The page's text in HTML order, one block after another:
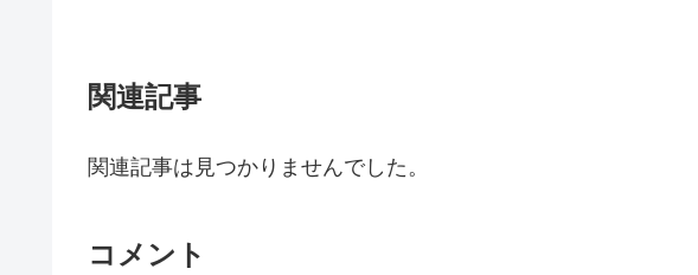
関連記事
関連記事は見つかりませんでした。
コメント